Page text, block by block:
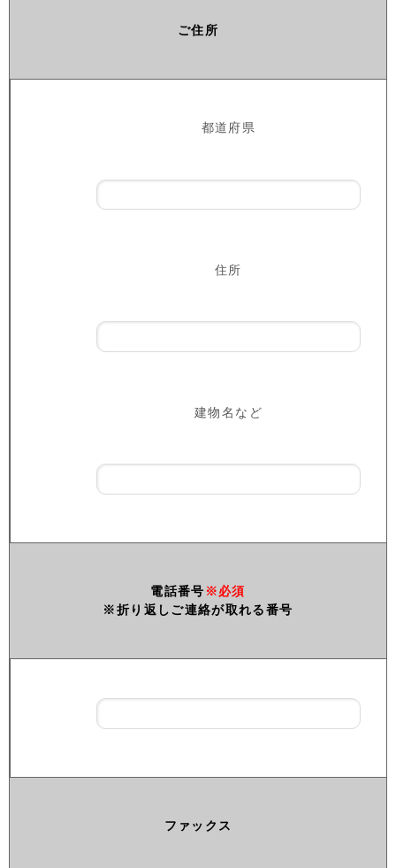
ご住所
都道府県
住所
建物名など
電話番号 ※必須
※折り返しご連絡が取れる番号
ファックス